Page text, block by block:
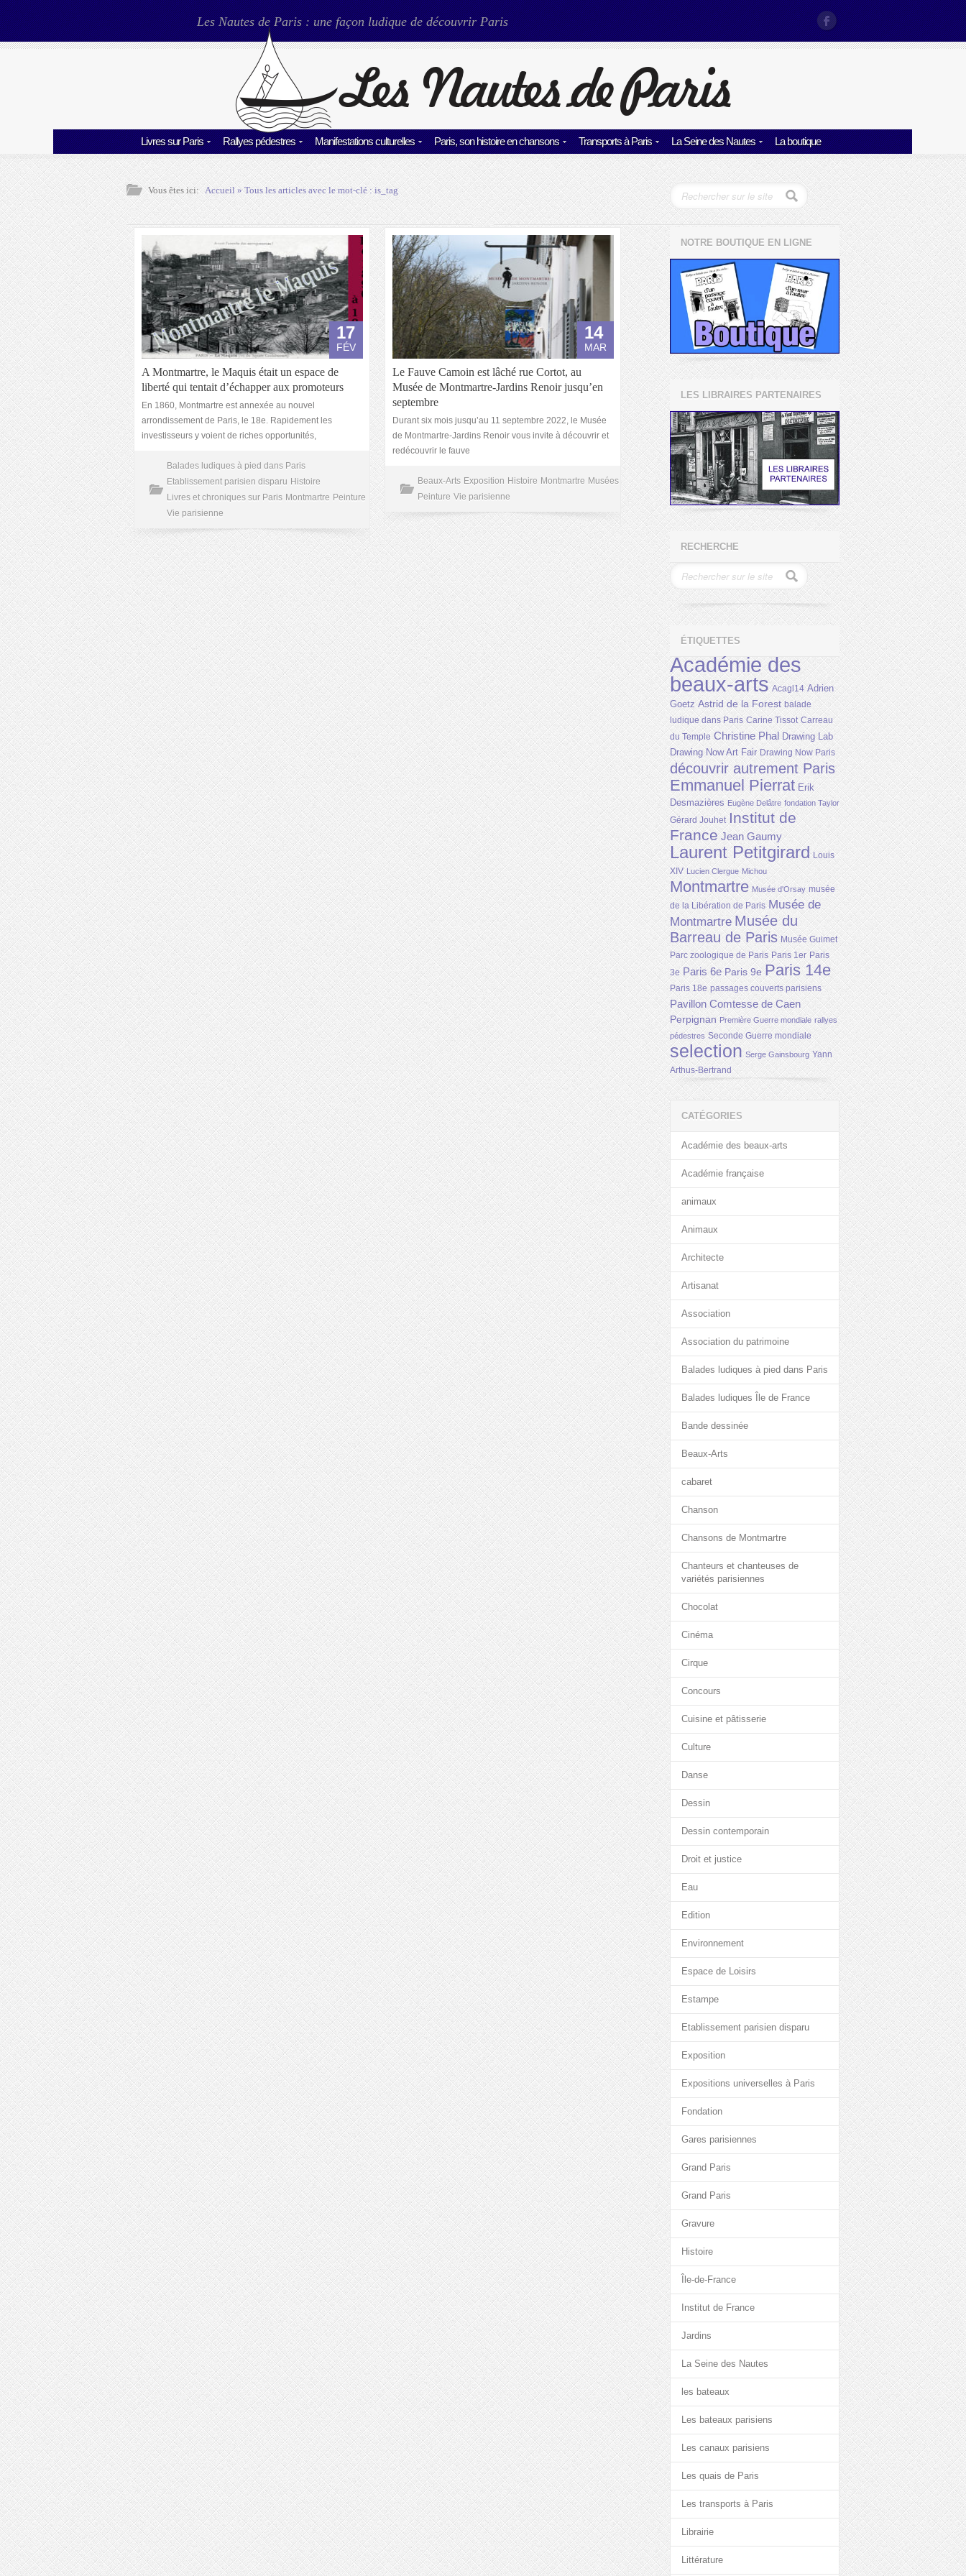
Les Nautes de Paris : une façon ludique de découvrir Paris
Livres sur Paris Rallyes pédestres Manifestations culturelles Paris, son histoire en chansons Transports à Paris La Seine des Nautes La boutique
Vous êtes ici: Accueil» Tous les articles avec le mot-clé :is_tag
17
FÉV
A Montmartre, le Maquis était un espace de
liberté qui tentait d’échapper aux promoteurs
En 1860, Montmartre est annexée au nouvel
arrondissement de Paris, le 18e. Rapidement les
investisseurs y voient de riches opportunités,
Balades ludiques à pied dans Paris
Etablissement parisien disparu Histoire
Livres et chroniques sur Paris Montmartre Peinture
Vie parisienne
14
MAR
Le Fauve Camoin est lâché rue Cortot, au
Musée de Montmartre-Jardins Renoir jusqu’en
septembre
Durant six mois jusqu’au 11 septembre 2022, le Musée
de Montmartre-Jardins Renoir vous invite à découvrir et
redécouvrir le fauve
Beaux-Arts Exposition Histoire Montmartre Musées
Peinture Vie parisienne
NOTRE BOUTIQUE EN LIGNE
LES LIBRAIRES PARTENAIRES
RECHERCHE
ÉTIQUETTES
Académie des
beaux-arts Acagl14 Adrien
Goetz Astrid de la Forest balade
ludique dans Paris Carine Tissot Carreau
du Temple Christine Phal Drawing Lab
Drawing Now Art Fair Drawing Now Paris
découvrir autrement Paris
Emmanuel Pierrat Erik
Desmazières Eugène Delâtre fondation Taylor
Gérard Jouhet Institut de
France Jean Gaumy
Laurent Petitgirard Louis
XIV Lucien Clergue Michou
Montmartre Musée d'Orsay musée
de la Libération de Paris Musée de
Montmartre Musée du
Barreau de Paris Musée Guimet
Parc zoologique de Paris Paris 1er Paris
3e Paris 6e Paris 9e Paris 14e
Paris 18e passages couverts parisiens
Pavillon Comtesse de Caen
Perpignan Première Guerre mondiale rallyes
pédestres Seconde Guerre mondiale
selection Serge Gainsbourg Yann
Arthus-Bertrand
CATÉGORIES
Académie des beaux-arts
Académie française
animaux
Animaux
Architecte
Artisanat
Association
Association du patrimoine
Balades ludiques à pied dans Paris
Balades ludiques Île de France
Bande dessinée
Beaux-Arts
cabaret
Chanson
Chansons de Montmartre
Chanteurs et chanteuses de
variétés parisiennes
Chocolat
Cinéma
Cirque
Concours
Cuisine et pâtisserie
Culture
Danse
Dessin
Dessin contemporain
Droit et justice
Eau
Edition
Environnement
Espace de Loisirs
Estampe
Etablissement parisien disparu
Exposition
Expositions universelles à Paris
Fondation
Gares parisiennes
Grand Paris
Grand Paris
Gravure
Histoire
Île-de-France
Institut de France
Jardins
La Seine des Nautes
les bateaux
Les bateaux parisiens
Les canaux parisiens
Les quais de Paris
Les transports à Paris
Librairie
Littérature